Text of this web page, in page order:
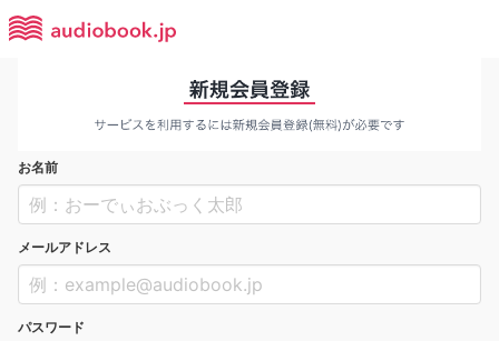
お名前
メールアドレス
パスワード